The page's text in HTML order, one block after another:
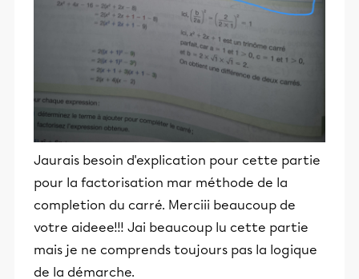
Jaurais besoin d'explication pour cette partie
pour la factorisation mar méthode de la
completion du carré. Merciii beaucoup de
votre aideee!!! Jai beaucoup lu cette partie
mais je ne comprends toujours pas la logique
de la démarche.